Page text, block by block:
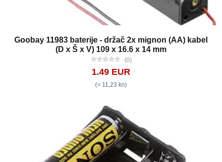
Goobay 11983 baterije - držač 2x mignon (AA) kabel
(D x Š x V) 109 x 16.6 x 14 mm
(0)
1.49 EUR
(= 11,23 kn)